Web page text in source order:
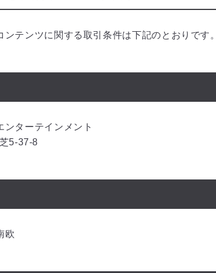
テンツに関する取引条件は下記のとおりです。
ンターテインメント
5-37-8
欧